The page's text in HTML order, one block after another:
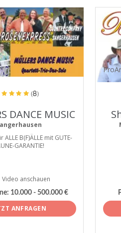
(8)
DANCE MUSIC
ALLE B(F)ÄLLE mit GUTE-
GARANTIE!
Video anschauen
10.000 - 500.000 €
ANFRAGEN